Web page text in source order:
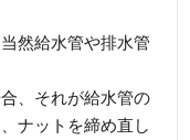
然給水管や排水管
、それが給水管の
ナットを締め直し